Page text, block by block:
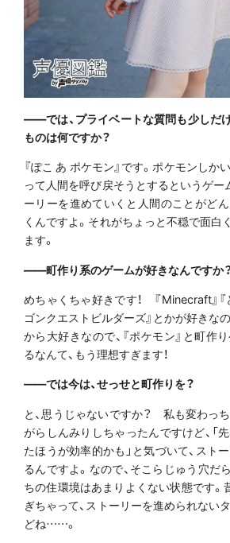
――では、プライベートな質問も少しだ
ものは何ですか？
『ぽこ あ ポケモン』です。ポケモンしか
って人間を呼び戻そうとするというゲー
ーリーを進めていくと人間のことがど
くんですよ。それがちょっと不穏で面白
ます。
――町作り系のゲームが好きなんですか
めちゃくちゃ好きです！ 『Minecraft』『
ゴンクエストビルダーズ』とかが好きな
から大好きなので、『ポケモン』と町作
るなんて、もう理想すぎます！
――では今は、せっせと町作りを？
と、思うじゃないですか？ 私も変わ
がらしんみりしちゃったんですけど、「
たほうが効率的かも」と気づいて、スト
るんですよ。なので、そこらじゅう穴だ
ちの住環境はあまりよくない状態です。
ぎちゃって、ストーリーを進められない
どね……。